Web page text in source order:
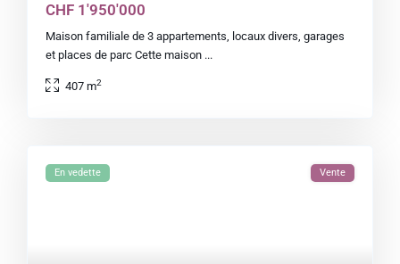
CHF 1'950'000
Maison familiale de 3 appartements, locaux divers, garages
et places de parc Cette maison ...
407 m2
En vedette Vente